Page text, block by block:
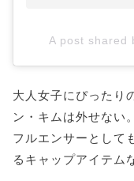
A post shared
大人女子にぴったり
ン・キムは外せない
フルエンサーとして
るキャップアイテム